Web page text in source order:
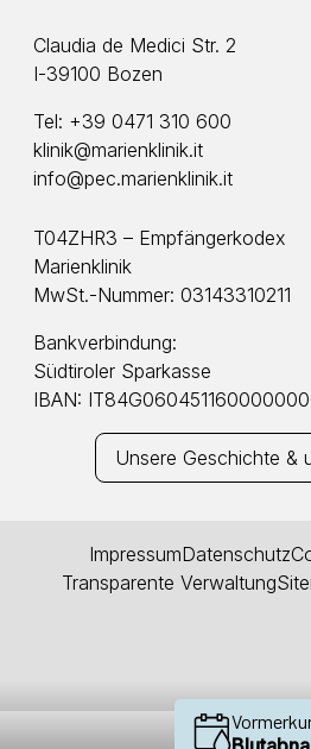
Claudia de Medici Str. 2
I-39100 Bozen
Tel: +39 0471 310 600
klinik@marienklinik.it
info@pec.marienklinik.it
T04ZHR3 – Empfängerkodex
Marienklinik
MwSt.-Nummer: 03143310211
Bankverbindung:
Südtiroler Sparkasse
IBAN:
Unsere Geschichte &
ImpressumDatenschutz
Transparente Verwaltung